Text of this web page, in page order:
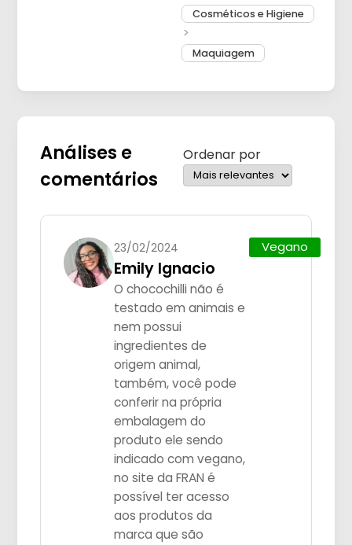
Cosméticos e Higiene
Maquiagem
Análises e
comentários
Ordenar por
23/02/2024
Emily Ignacio
O chocochilli não é
testado em animais e
nem possui
ingredientes de
origem animal,
também, você pode
conferir na própria
embalagem do
produto ele sendo
indicado com vegano,
no site da FRAN é
possível ter acesso
aos produtos da
marca que são
Vegano